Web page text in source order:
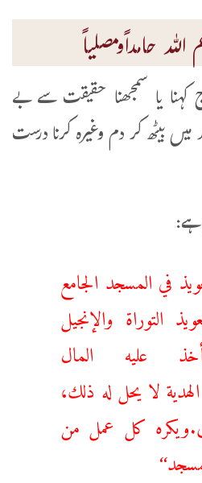
حامداًومصلیاً
یا سمجھنا حقیقت سے بے
بیٹھ کر دم وغیرہ کرنا درست
في المسجد الجامع
التوراة والإنجيل
عليه المال
لا يحل له ذلك،
كل عمل من